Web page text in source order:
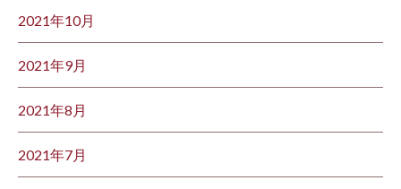
2021年10月
2021年9月
2021年8月
2021年7月